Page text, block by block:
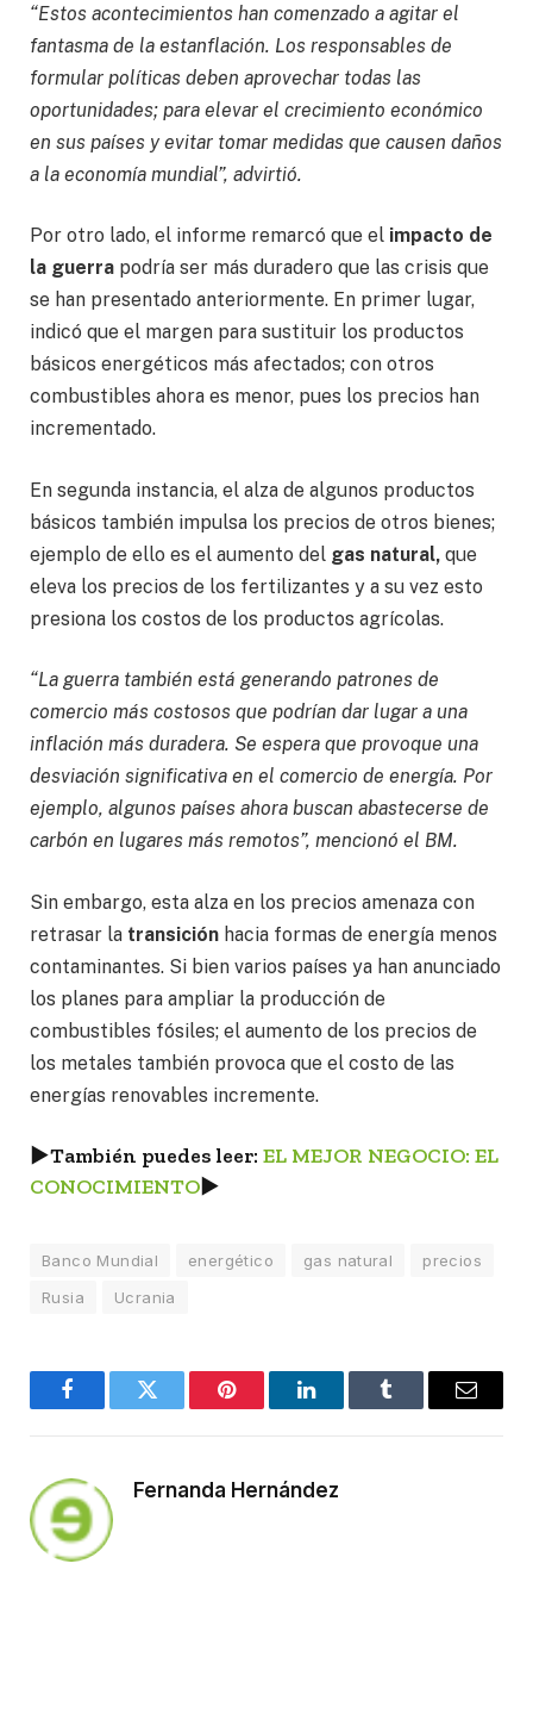
“Estos acontecimientos han comenzado a agitar el
fantasma de la estanflación. Los responsables de
formular políticas deben aprovechar todas las
oportunidades; para elevar el crecimiento económico
en sus países y evitar tomar medidas que causen daños
a la economía mundial”, advirtió.
Por otro lado, el informe remarcó que el impacto de
la guerra podría ser más duradero que las crisis que
se han presentado anteriormente. En primer lugar,
indicó que el margen para sustituir los productos
básicos energéticos más afectados; con otros
combustibles ahora es menor, pues los precios han
incrementado.
En segunda instancia, el alza de algunos productos
básicos también impulsa los precios de otros bienes;
ejemplo de ello es el aumento del gas natural, que
eleva los precios de los fertilizantes y a su vez esto
presiona los costos de los productos agrícolas.
“La guerra también está generando patrones de
comercio más costosos que podrían dar lugar a una
inflación más duradera. Se espera que provoque una
desviación significativa en el comercio de energía. Por
ejemplo, algunos países ahora buscan abastecerse de
carbón en lugares más remotos”, mencionó el BM.
Sin embargo, esta alza en los precios amenaza con
retrasar la transición hacia formas de energía menos
contaminantes. Si bien varios países ya han anunciado
los planes para ampliar la producción de
combustibles fósiles; el aumento de los precios de
los metales también provoca que el costo de las
energías renovables incremente.
►También puedes leer: EL MEJOR NEGOCIO: EL
CONOCIMIENTO►
Banco Mundial energético gas natural
precios
Rusia
Ucrania
FacebookTwitter Pinterest LinkedInTumblr Email
Fernanda Hernández